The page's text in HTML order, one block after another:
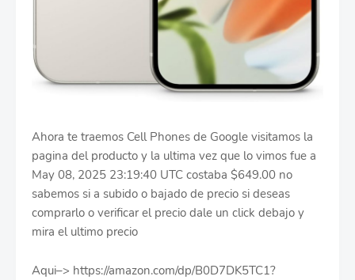
Ahora te traemos Cell Phones de Google visitamos la
pagina del producto y la ultima vez que lo vimos fue a
May 08, 2025 23:19:40 UTC costaba $649.00 no
sabemos si a subido o bajado de precio si deseas
comprarlo o verificar el precio dale un click debajo y
mira el ultimo precio
Aqui–> https://amazon.com/dp/B0D7DK5TC1?